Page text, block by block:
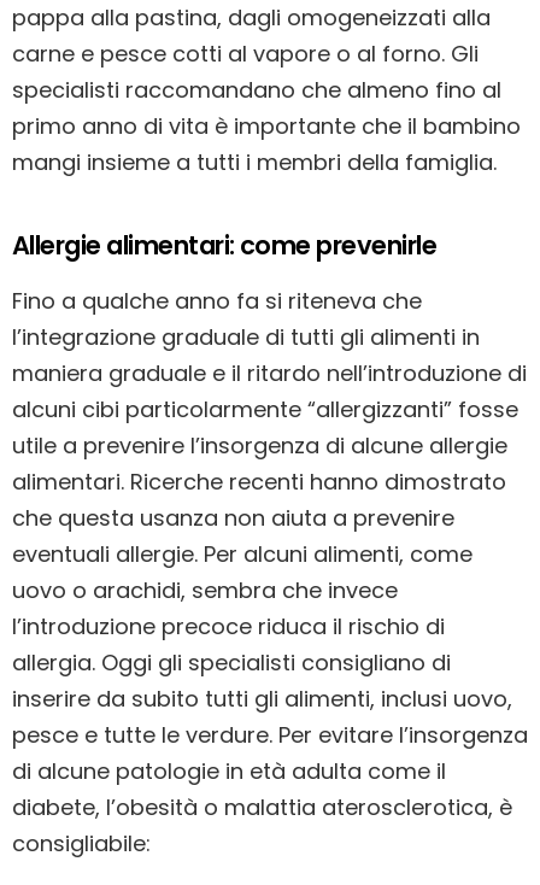
pappa alla pastina, dagli omogeneizzati alla
carne e pesce cotti al vapore o al forno. Gli
specialisti raccomandano che almeno fino al
primo anno di vita è importante che il bambino
mangi insieme a tutti i membri della famiglia.
Allergie alimentari: come prevenirle
Fino a qualche anno fa si riteneva che
l’integrazione graduale di tutti gli alimenti in
maniera graduale e il ritardo nell’introduzione di
alcuni cibi particolarmente “allergizzanti” fosse
utile a prevenire l’insorgenza di alcune allergie
alimentari. Ricerche recenti hanno dimostrato
che questa usanza non aiuta a prevenire
eventuali allergie. Per alcuni alimenti, come
uovo o arachidi, sembra che invece
l’introduzione precoce riduca il rischio di
allergia. Oggi gli specialisti consigliano di
inserire da subito tutti gli alimenti, inclusi uovo,
pesce e tutte le verdure. Per evitare l’insorgenza
di alcune patologie in età adulta come il
diabete, l’obesità o malattia aterosclerotica, è
consigliabile: